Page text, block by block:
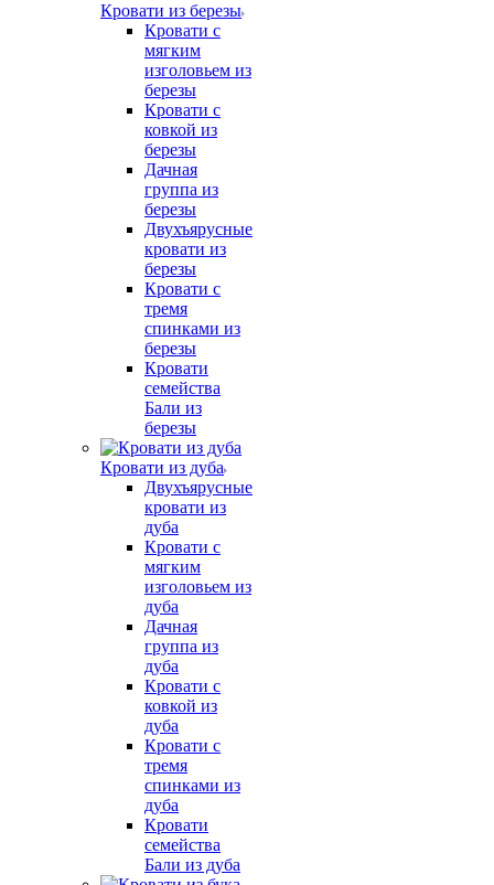
Кровати из березы
Кровати с
мягким
изголовьем из
березы
Кровати с
ковкой из
березы
Дачная
группа из
березы
Двухъярусные
кровати из
березы
Кровати с
тремя
спинками из
березы
Кровати
семейства
Бали из
березы
Кровати из дуба
Двухъярусные
кровати из
дуба
Кровати с
мягким
изголовьем из
дуба
Дачная
группа из
дуба
Кровати с
ковкой из
дуба
Кровати с
тремя
спинками из
дуба
Кровати
семейства
Бали из дуба